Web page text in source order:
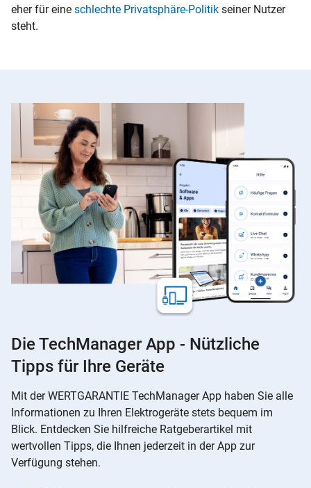
eher für eine schlechte Privatsphäre-Politik seiner Nutzer
steht.
Die TechManager App - Nützliche
Tipps für Ihre Geräte
Mit der WERTGARANTIE TechManager App haben Sie alle
Informationen zu Ihren Elektrogeräte stets bequem im
Blick. Entdecken Sie hilfreiche Ratgeberartikel mit
wertvollen Tipps, die Ihnen jederzeit in der App zur
Verfügung stehen.